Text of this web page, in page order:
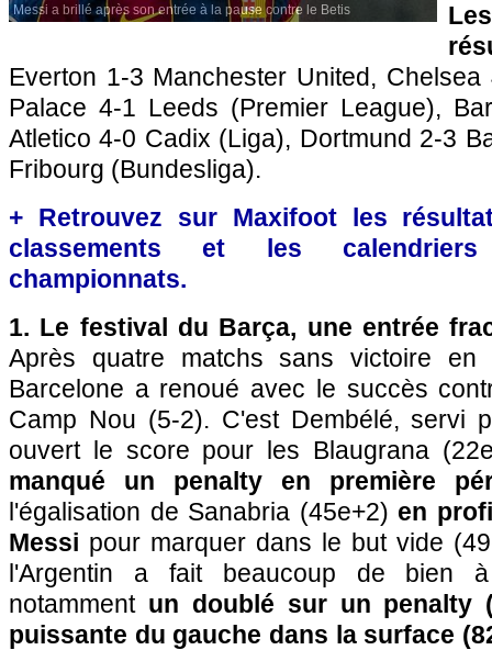
Messi a brillé après son entrée à la pause contre le Betis
Everton 1-3 Manchester United,
Palace 4-1 Leeds (Premier League),
Atletico 4-0 Cadix (Liga), Dortmund 2-3
Fribourg (Bundesliga).
+ Retrouvez sur Maxifoot les
classements et les
championnats.
1. Le festival du Barça, une entrée
Après quatre matchs sans victoire en
Barcelone a renoué avec le succès
Camp Nou (5-2). C'est Dembélé, servi
ouvert le score pour les Blaugrana
manqué un penalty en première
l'égalisation de Sanabria (45e+2) en
Messi pour marquer dans le but vide
l'Argentin a fait beaucoup de bien
notamment un doublé sur un penalty
puissante du gauche dans la surface